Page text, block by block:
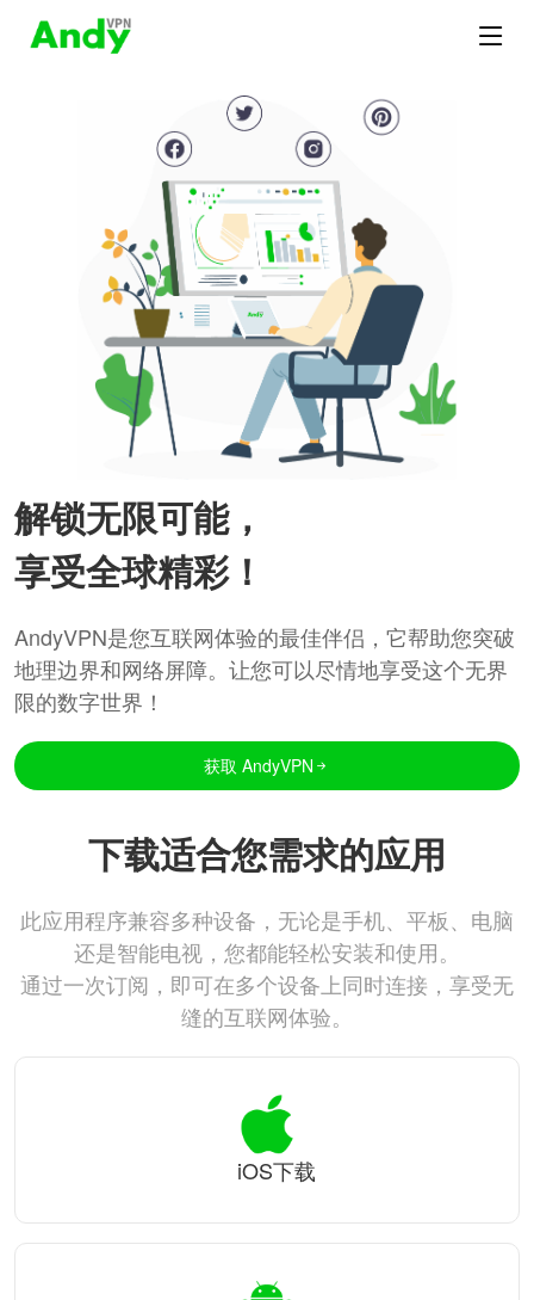
解锁无限可能，
享受全球精彩！
AndyVPN是您互联网体验的最佳伴侣，它帮助您突破
地理边界和网络屏障。让您可以尽情地享受这个无界
限的数字世界！
获取 AndyVPN
下载适合您需求的应用
此应用程序兼容多种设备，无论是手机、平板、电脑
还是智能电视，您都能轻松安装和使用。
通过一次订阅，即可在多个设备上同时连接，享受无
缝的互联网体验。
iOS下载